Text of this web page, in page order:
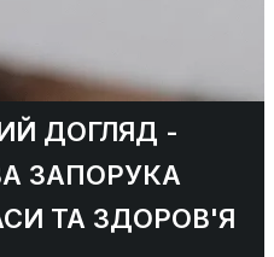
ДОГЛЯД -
ЗАПОРУКА
ТА ЗДОРОВ'Я